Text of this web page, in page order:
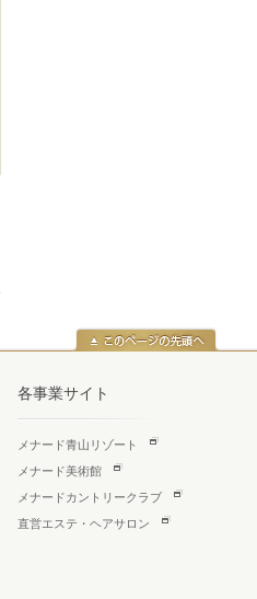
各事業サイト
メナード青山リゾート
メナード美術館
メナードカントリークラブ
直営エステ・ヘアサロン